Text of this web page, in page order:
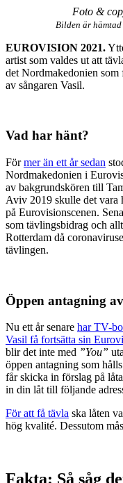
Foto &
Bilden är
EUROVISION 2021.
artist som valdes ut att
det Nordmakedonien som
av sångaren Vasil.
Vad har hänt?
Förmer än ett år sedan
Nordmakedonien i
av bakgrundskören till
Aviv 2019 skulle det vara
på Eurovisionscenen.
som tävlingsbidrag och
Rotterdam då
tävlingen.
Öppen antagning
Nu ett år senare har TV-
Vasil få fortsätta sin
blir det inte med ”You”
öppen antagning som
får skicka in förslag på
in din låt till följande
För att få tävla ska låten
hög kvalité. Dessutom
Fakta: Så såg